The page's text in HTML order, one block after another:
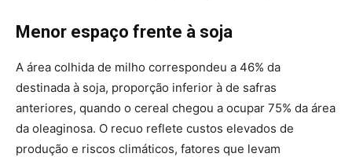
Menor espaço frente à soja
A área colhida de milho correspondeu a 46% da
destinada à soja, proporção inferior à de safras
anteriores, quando o cereal chegou a ocupar 75% da área
da oleaginosa. O recuo reflete custos elevados de
produção e riscos climáticos, fatores que levam